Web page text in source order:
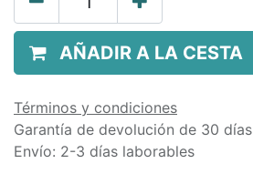
AÑADIR A LA CESTA
Términos y condiciones
Garantía de devolución de 30 días
Envío: 2-3 días laborables